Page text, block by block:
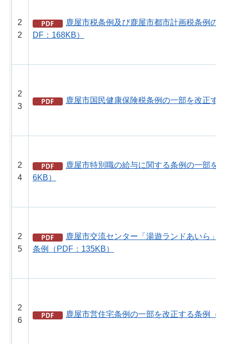
2
2
鹿屋市税条例及び鹿屋市都市計画税条例の
DF：168KB）
2
3
鹿屋市国民健康保険税条例の一部を改正す
2
4
鹿屋市特別職の給与に関する条例の一部を
6KB）
2
5
鹿屋市交流センター「湯遊ランドあいら」
条例（PDF：135KB）
2
6
鹿屋市営住宅条例の一部を改正する条例（